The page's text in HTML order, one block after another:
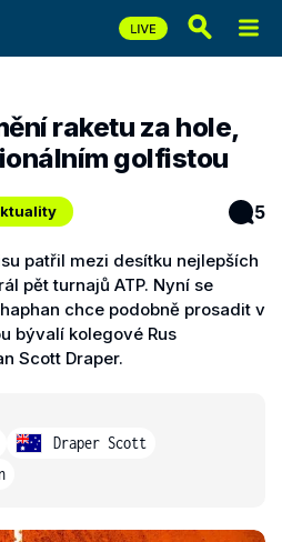
raketu za hole,
golfistou
5
patřil mezi desítku nejlepších
pět turnajů ATP. Nyní se
chce podobně prosadit v
bývalí kolegové Rus
Scott Draper.
Draper Scott